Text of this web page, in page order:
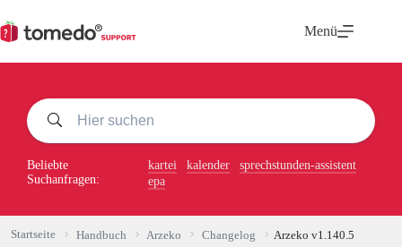
Inhalt
springen
Menü
Beliebte
Suchanfragen:
kartei kalender
sprechstunden-assistent
epa
Startseite Handbuch Arzeko Changelog Arzeko v1.140.5